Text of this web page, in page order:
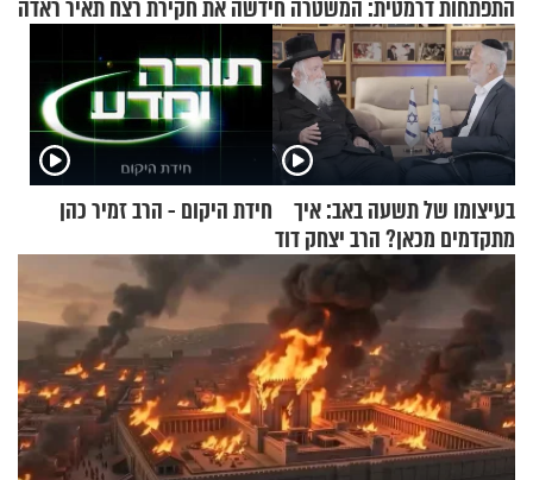
התפתחות דרמטית: המשטרה חידשה את חקירת רצח תאיר ראדה
בעיצומו של תשעה באב: איך
מתקדמים מכאן? הרב יצחק דוד
גרוסמן בשיחה מיוחדת
חידת היקום - הרב זמיר כהן